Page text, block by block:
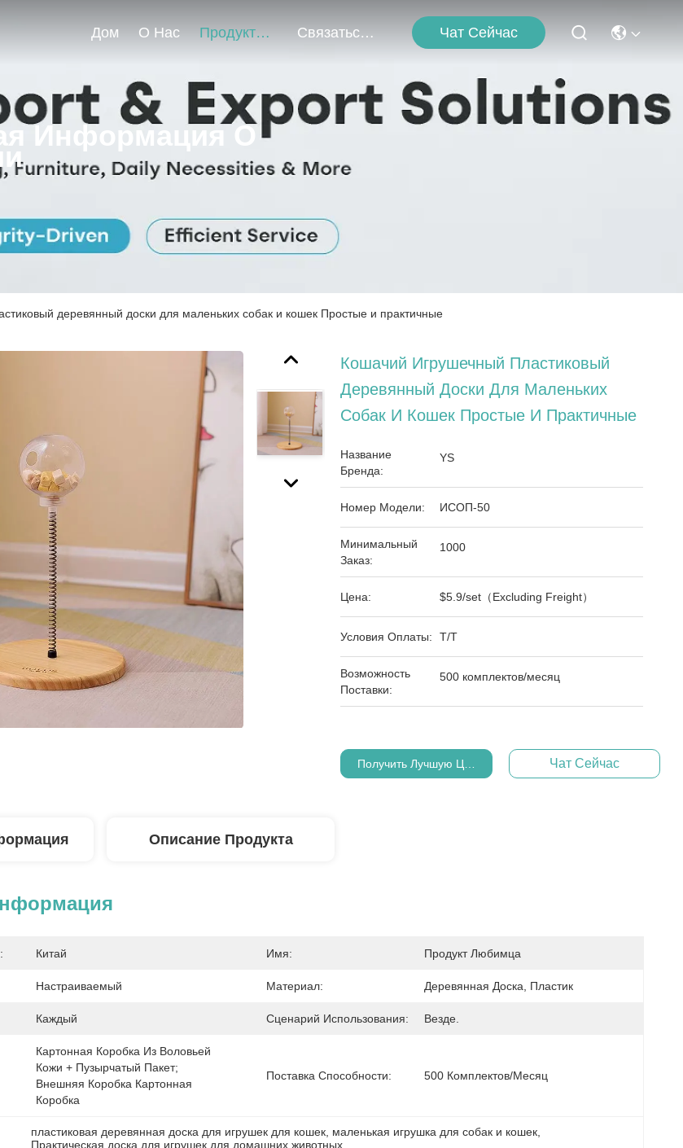
Дом О Нас Продукты Связаться С Нами Чат Сейчас
Информация О
деревянный доски для маленьких собак и кошек Простые и практичные
Кошачий Игрушечный Пластиковый
Деревянный Доски Для Маленьких
Собак И Кошек Простые И Практичные
Название
Бренда:
YS
Номер Модели: ИСОП-50
Минимальный
Заказ:
1000
Цена: $5.9/set（Excluding Freight）
Условия Оплаты: Т/Т
Возможность
Поставки:
500 комплектов/месяц
Получить Лучшую Цену Чат Сейчас
Описание Продукта
Китай Имя: Продукт Любимца
Настраиваемый Материал: Деревянная Доска, Пластик
Каждый Сценарий Использования: Везде.
Картонная Коробка Из Воловьей
Кожи + Пузырчатый Пакет;
Внешняя Коробка Картонная
Коробка
Поставка Способности: 500 Комплектов/месяц
пластиковая деревянная доска для игрушек для кошек маленькая игрушка для собак и кошек
Практическая доска для игрушек для домашних животных